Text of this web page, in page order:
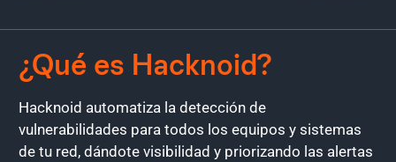
¿Qué es Hacknoid?
Hacknoid automatiza la detección de
vulnerabilidades para todos los equipos y sistemas
de tu red, dándote visibilidad y priorizando las alertas